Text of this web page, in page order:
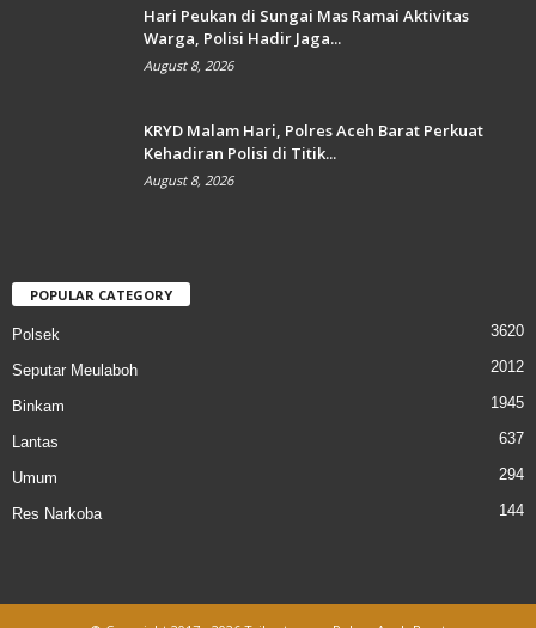
Hari Peukan di Sungai Mas Ramai Aktivitas
Warga, Polisi Hadir Jaga...
August 8, 2026
KRYD Malam Hari, Polres Aceh Barat Perkuat
Kehadiran Polisi di Titik...
August 8, 2026
POPULAR CATEGORY
Polsek 3620
Seputar Meulaboh 2012
Binkam 1945
Lantas 637
Umum 294
Res Narkoba 144